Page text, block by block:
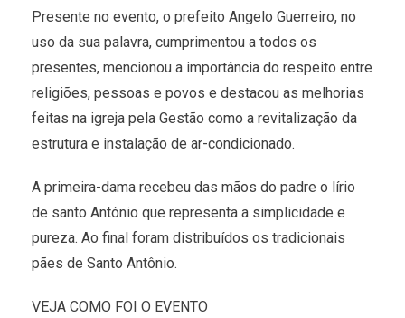
Presente no evento, o prefeito Angelo Guerreiro, no
uso da sua palavra, cumprimentou a todos os
presentes, mencionou a importância do respeito entre
religiões, pessoas e povos e destacou as melhorias
feitas na igreja pela Gestão como a revitalização da
estrutura e instalação de ar-condicionado.
A primeira-dama recebeu das mãos do padre o lírio
de santo António que representa a simplicidade e
pureza. Ao final foram distribuídos os tradicionais
pães de Santo Antônio.
VEJA COMO FOI O EVENTO